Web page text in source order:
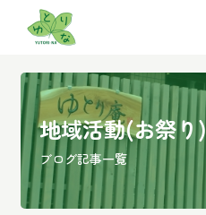
地域活動(お祭り)
ブログ記事一覧